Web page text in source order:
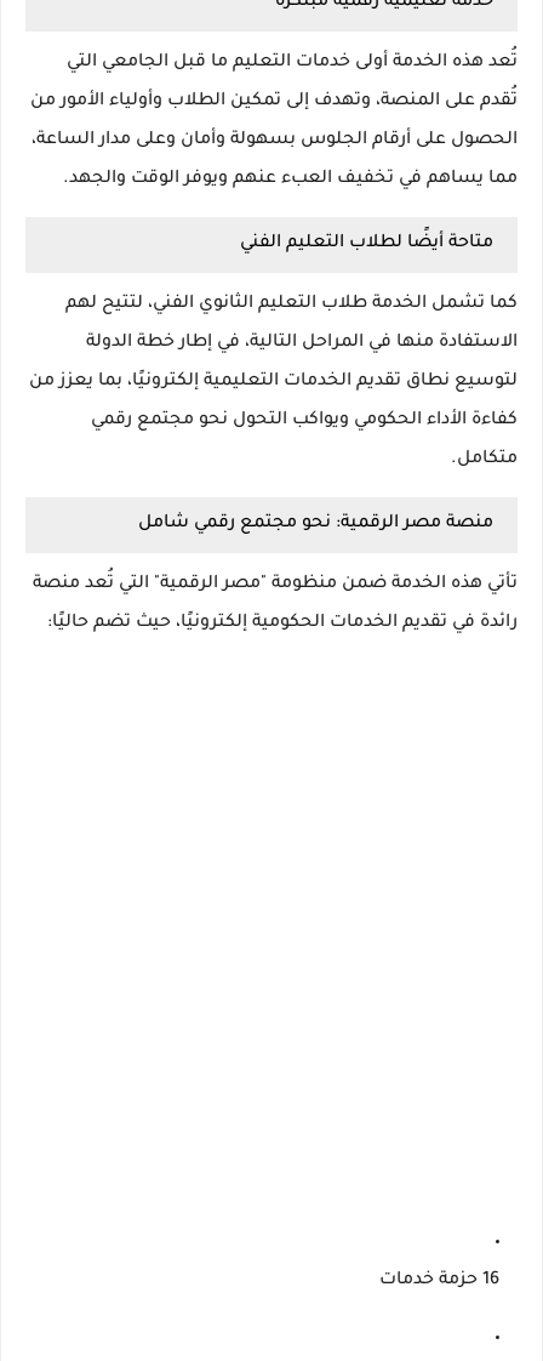
تُعد هذه الخدمة أولى خدمات التعليم ما قبل الجامعي التي
تُقدم على المنصة، وتهدف إلى تمكين الطلاب وأولياء الأمور من
الحصول على أرقام الجلوس بسهولة وأمان وعلى مدار الساعة،
مما يساهم في تخفيف العبء عنهم ويوفر الوقت والجهد.
متاحة أيضًا لطلاب التعليم الفني
كما تشمل الخدمة طلاب التعليم الثانوي الفني، لتتيح لهم
الاستفادة منها في المراحل التالية، في إطار خطة الدولة
لتوسيع نطاق تقديم الخدمات التعليمية إلكترونيًا، بما يعزز من
كفاءة الأداء الحكومي ويواكب التحول نحو مجتمع رقمي
متكامل.
منصة مصر الرقمية: نحو مجتمع رقمي شامل
تأتي هذه الخدمة ضمن منظومة "مصر الرقمية" التي تُعد منصة
رائدة في تقديم الخدمات الحكومية إلكترونيًا، حيث تضم حاليًا:
16 حزمة خدمات